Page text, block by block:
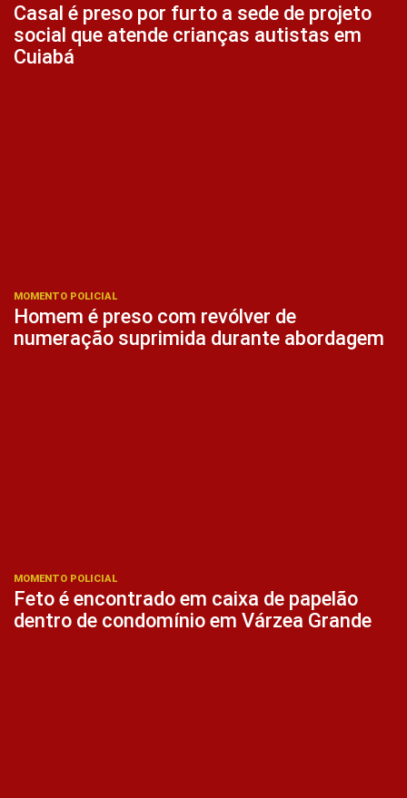
Casal é preso por furto a sede de projeto
social que atende crianças autistas em
Cuiabá
MOMENTO POLICIAL
Homem é preso com revólver de
numeração suprimida durante abordagem
MOMENTO POLICIAL
Feto é encontrado em caixa de papelão
dentro de condomínio em Várzea Grande